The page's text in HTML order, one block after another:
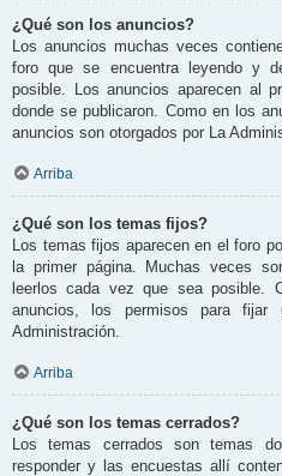
¿Qué son los anuncios?
Los anuncios muchas veces
foro que se encuentra leyendo y
posible. Los anuncios aparecen al
donde se publicaron. Como en los
anuncios son otorgados por La
Arriba
¿Qué son los temas fijos?
Los temas fijos aparecen en el foro
la primer página. Muchas veces
leerlos cada vez que sea posible.
anuncios, los permisos para
Administración.
Arriba
¿Qué son los temas cerrados?
Los temas cerrados son temas
responder y las encuestas allí